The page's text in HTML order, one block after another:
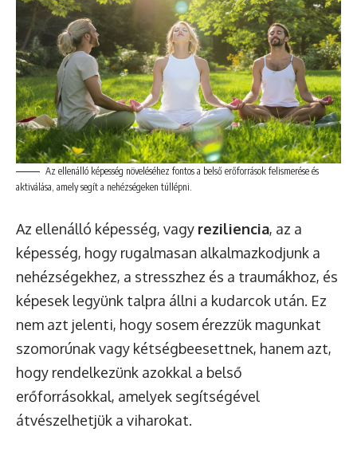
Az ellenálló képesség növeléséhez fontos a belső erőforrások felismerése és
aktiválása, amely segít a nehézségeken túllépni.
Az ellenálló képesség, vagy reziliencia, az a
képesség, hogy rugalmasan alkalmazkodjunk a
nehézségekhez, a stresszhez és a traumákhoz, és
képesek legyünk talpra állni a kudarcok után. Ez
nem azt jelenti, hogy sosem érezzük magunkat
szomorúnak vagy kétségbeesettnek, hanem azt,
hogy rendelkezünk azokkal a belső
erőforrásokkal, amelyek segítségével
átvészelhetjük a viharokat.